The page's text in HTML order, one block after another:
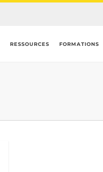
RESSOURCES FORMATIONS